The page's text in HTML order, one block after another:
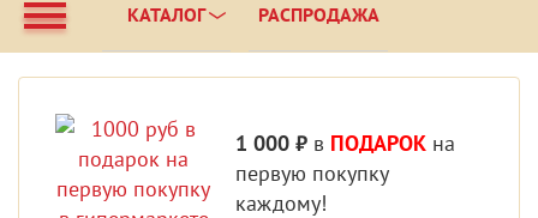
КАТАЛОГ РАСПРОДАЖА
1 000 ₽ в ПОДАРОК на
первую покупку
каждому!